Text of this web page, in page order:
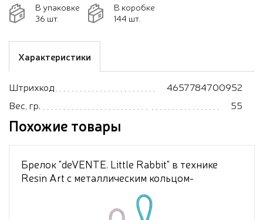
В упаковке
36 шт.
В коробке
144 шт.
Характеристики
Штрихкод
4657784700952
Вес, гр.
55
Похожие товары
Брелок "deVENTE. Little Rabbit" в технике
Resin Art с металлическим кольцом-
карабином и шнурком из полиуретана в
форме зайчика, ассорти 2 дизайна